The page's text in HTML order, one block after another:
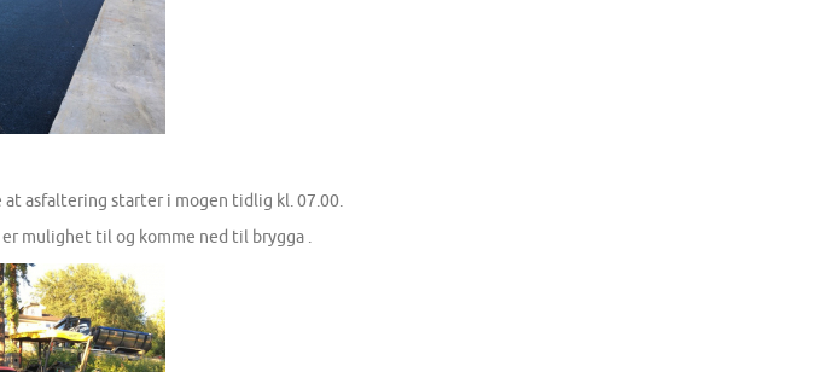
at asfaltering starter i mogen tidlig kl. 07.00.
mulighet til og komme ned til brygga .